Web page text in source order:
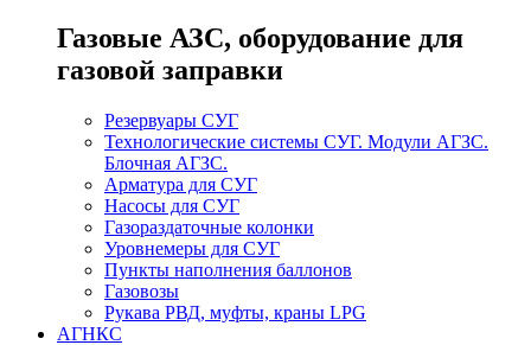
Газовые АЗС, оборудование для
газовой заправки
Резервуары СУГ
Технологические системы СУГ. Модули АГЗС.
Блочная АГЗС.
Арматура для СУГ
Насосы для СУГ
Газораздаточные колонки
Уровнемеры для СУГ
Пункты наполнения баллонов
Газовозы
Рукава РВД, муфты, краны LPG
АГНКС